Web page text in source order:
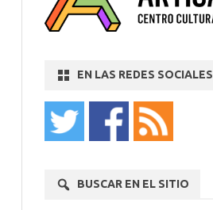
EN LAS REDES SOCIALES
BUSCAR EN EL SITIO